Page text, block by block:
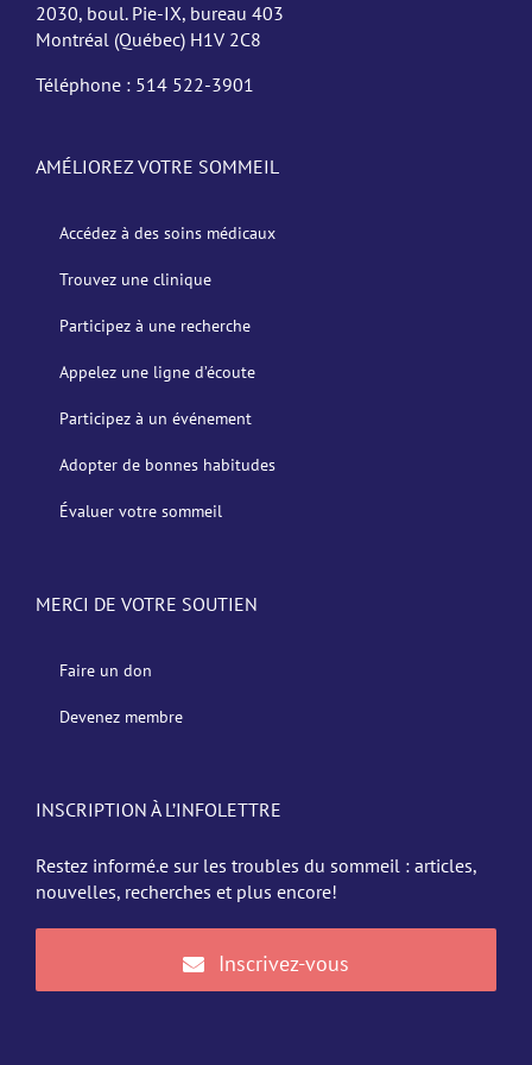
2030, boul. Pie-IX, bureau 403
Montréal (Québec) H1V 2C8
Téléphone : 514 522-3901
AMÉLIOREZ VOTRE SOMMEIL
Accédez à des soins médicaux
Trouvez une clinique
Participez à une recherche
Appelez une ligne d’écoute
Participez à un événement
Adopter de bonnes habitudes
Évaluer votre sommeil
MERCI DE VOTRE SOUTIEN
Faire un don
Devenez membre
INSCRIPTION À L’INFOLETTRE
Restez informé.e sur les troubles du sommeil : articles,
nouvelles, recherches et plus encore!
Inscrivez-vous